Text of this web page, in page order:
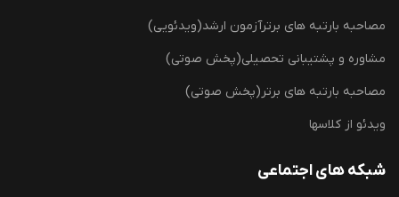
مصاحبه بارتبه های برترآزمون ارشد(ویدئویی)
مشاوره و پشتیبانی تحصیلی(پخش صوتی)
مصاحبه بارتبه های برتر(پخش صوتی)
ویدئو از کلاسها
شبکه های اجتماعی